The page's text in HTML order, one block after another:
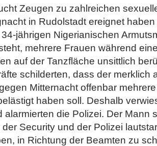
Zeugen zu zahlreichen
in Rudolstadt ereignet
jährigen Nigerianischen
mehrere Frauen während
auf der Tanzfläche unsittlich
schilderten, dass der merklich
Mitternacht offenbar
haben soll. Deshalb
alarmierten die Polizei. Der Mann
Security und der Polizei
in Richtung der Beamten zu